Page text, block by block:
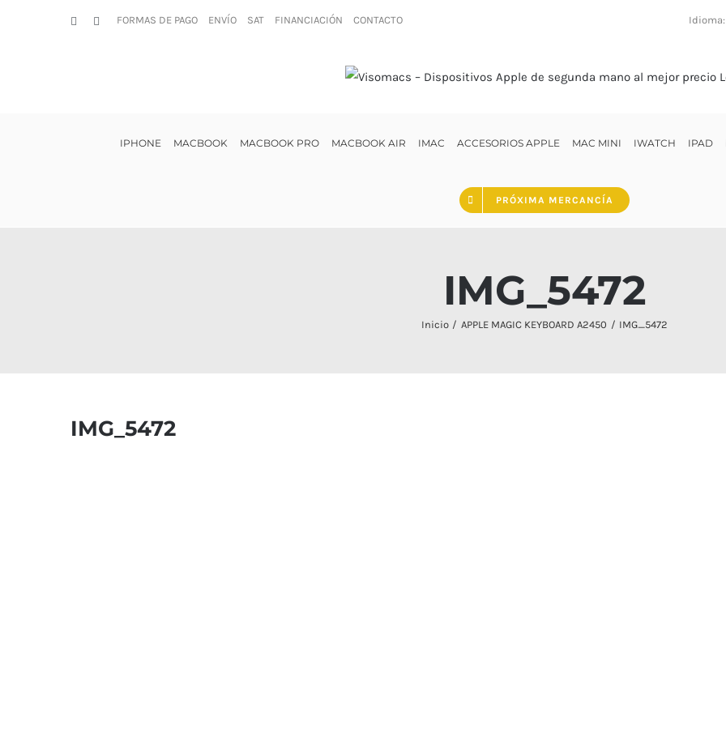
FacebookInstagram
FORMAS DE PAGO ENVÍO SAT FINANCIACIÓN CONTACTO Idioma:
IPHONE MACBOOK MACBOOK PRO MACBOOK AIR IMAC ACCESORIOS APPLE MAC MINI IWATCH IPAD
PRÓXIMA MERCANCÍA
IMG_5472
Inicio APPLE MAGIC KEYBOARD A2450 IMG_5472
IMG_5472